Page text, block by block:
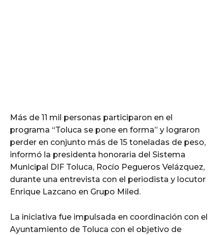
Más de 11 mil personas participaron en el
programa “Toluca se pone en forma” y lograron
perder en conjunto más de 15 toneladas de peso,
informó la presidenta honoraria del Sistema
Municipal DIF Toluca, Rocío Pegueros Velázquez,
durante una entrevista con el periodista y locutor
Enrique Lazcano en Grupo Miled.
La iniciativa fue impulsada en coordinación con el
Ayuntamiento de Toluca con el objetivo de